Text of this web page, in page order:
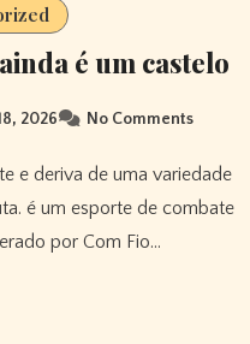
é um castelo
2026 No Comments
é um esporte de combate
por Com Fio…